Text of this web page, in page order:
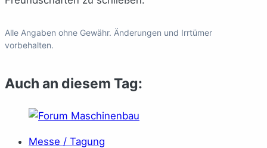
Alle Angaben ohne Gewähr. Änderungen und Irrtümer
vorbehalten.
Auch an diesem Tag:
Messe / Tagung